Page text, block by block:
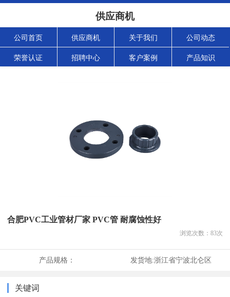
供应商机
公司首页 供应商机 关于我们 公司动态
荣誉认证 招聘中心 客户案例 产品知识
合肥PVC工业管材厂家 PVC管 耐腐蚀性好
浏览次数： 83次
产品规格： 发货地:浙江省宁波北仑区
关键词